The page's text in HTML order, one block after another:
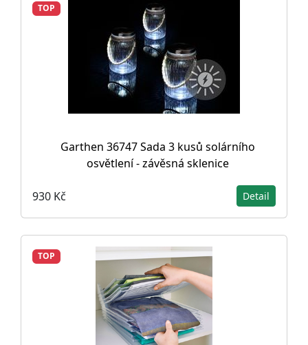
TOP
Garthen 36747 Sada 3 kusů solárního
osvětlení - závěsná sklenice
930 Kč Detail
TOP